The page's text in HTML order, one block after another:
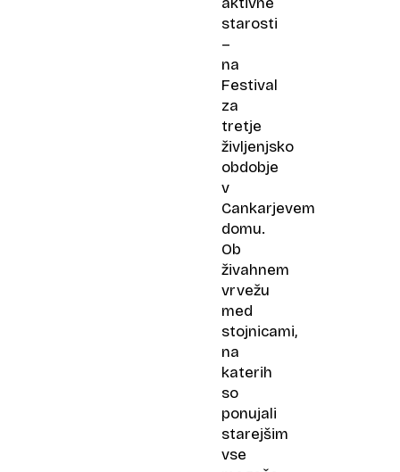
starosti
–
na
Festival
za
tretje
življenjsko
obdobje
v
Cankarjevem
domu.
Ob
živahnem
vrvežu
med
stojnicami,
na
katerih
so
ponujali
starejšim
vse